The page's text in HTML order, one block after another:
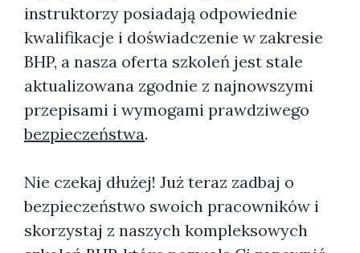
instruktorzy posiadają odpowiednie
kwalifikacje i doświadczenie w zakresie
BHP, a nasza oferta szkoleń jest stale
aktualizowana zgodnie z najnowszymi
przepisami i wymogami prawdziwego
bezpieczeństwa.
Nie czekaj dłużej! Już teraz zadbaj o
bezpieczeństwo swoich pracowników i
skorzystaj z naszych kompleksowych